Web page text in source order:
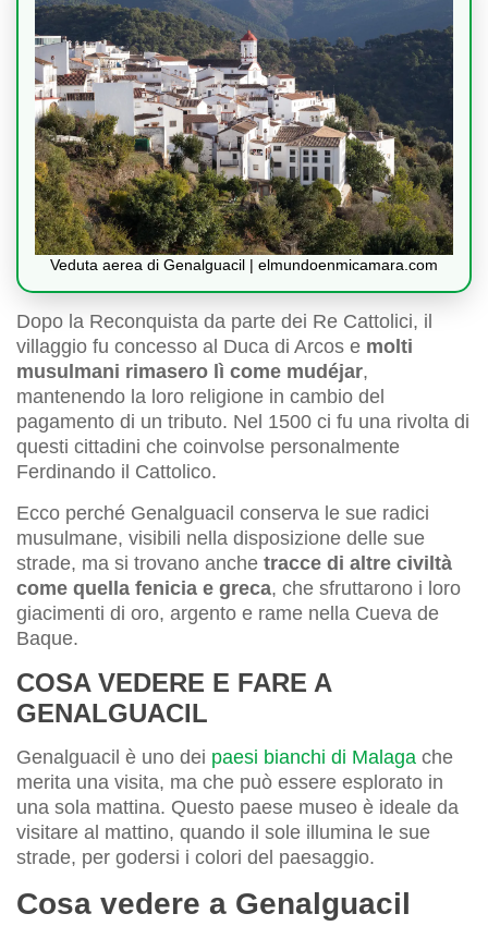
Veduta aerea di Genalguacil | elmundoenmicamara.com
Dopo la Reconquista da parte dei Re Cattolici, il
villaggio fu concesso al Duca di Arcos e molti
musulmani rimasero lì come mudéjar,
mantenendo la loro religione in cambio del
pagamento di un tributo. Nel 1500 ci fu una rivolta di
questi cittadini che coinvolse personalmente
Ferdinando il Cattolico.
Ecco perché Genalguacil conserva le sue radici
musulmane, visibili nella disposizione delle sue
strade, ma si trovano anche tracce di altre civiltà
come quella fenicia e greca, che sfruttarono i loro
giacimenti di oro, argento e rame nella Cueva de
Baque.
COSA VEDERE E FARE A
GENALGUACIL
Genalguacil è uno dei paesi bianchi di Malaga che
merita una visita, ma che può essere esplorato in
una sola mattina. Questo paese museo è ideale da
visitare al mattino, quando il sole illumina le sue
strade, per godersi i colori del paesaggio.
Cosa vedere a Genalguacil